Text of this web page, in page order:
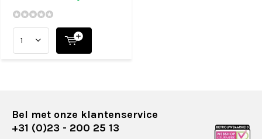
Bel met onze klantenservice
+31 (0)23 - 200 25 13